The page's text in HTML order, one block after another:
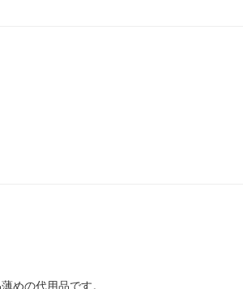
めの代用品です。